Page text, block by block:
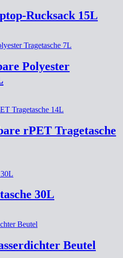
Rucksack 15L
Polyester
rPET Tragetasche
30L
Beutel